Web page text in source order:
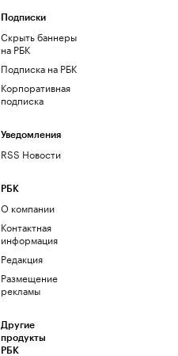
Подписки
Скрыть баннеры
на РБК
Подписка на РБК
Корпоративная
подписка
Уведомления
RSS Новости
РБК
О компании
Контактная
информация
Редакция
Размещение
рекламы
Другие
продукты
РБК